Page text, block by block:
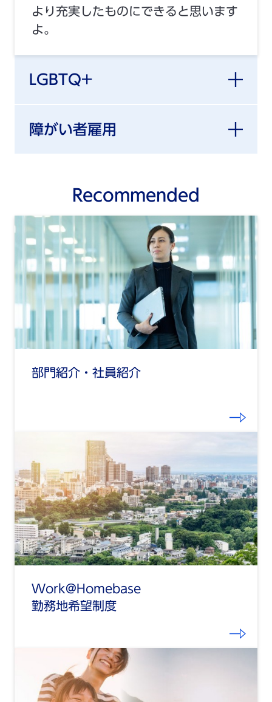
より充実したものにできると思います
よ。
LGBTQ+
障がい者雇用
Recommended
部門紹介・社員紹介
Work@Homebase
勤務地希望制度